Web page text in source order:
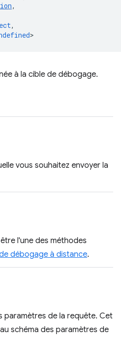
,
,
>
à la cible de débogage.
vous souhaitez envoyer la
l'une des méthodes
débogage à distance.
paramètres de la requête. Cet
schéma des paramètres de